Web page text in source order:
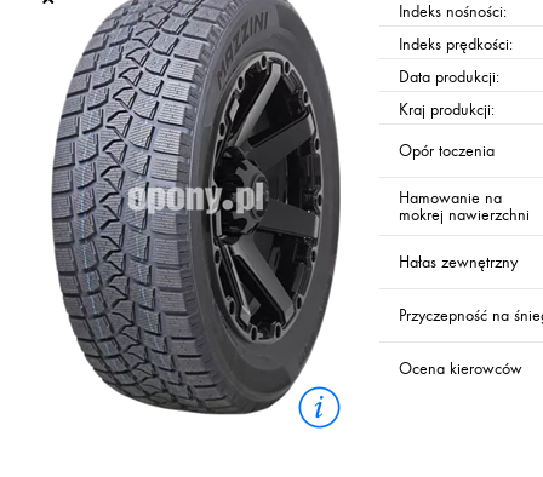
Indeks nośności:
Indeks prędkości:
Data produkcji:
Kraj produkcji:
Opór toczenia
Hamowanie na
mokrej nawierzchni
Hałas zewnętrzny
Przyczepność na
Ocena kierowców